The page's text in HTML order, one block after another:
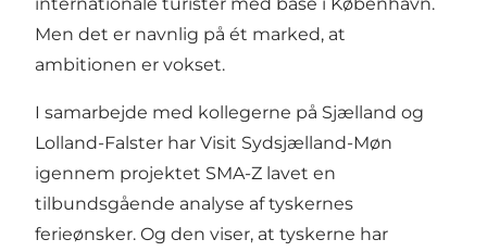
Men det er navnlig på ét marked, at
ambitionen er vokset.
I samarbejde med kollegerne på Sjælland og
Lolland-Falster har Visit Sydsjælland-Møn
igennem projektet SMA-Z lavet en
tilbundsgående analyse af tyskernes
ferieønsker. Og den viser, at tyskerne har